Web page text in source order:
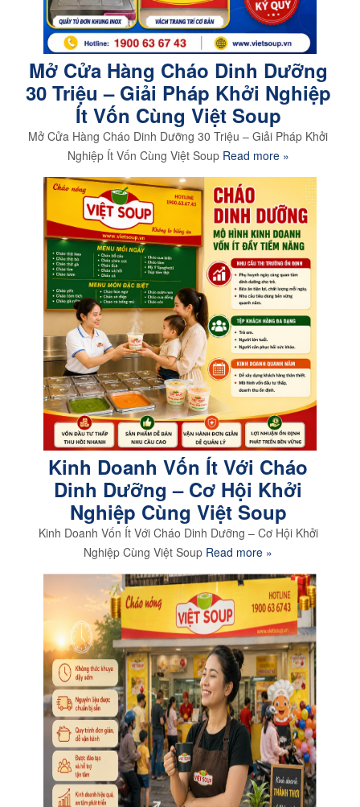
Mở Cửa Hàng Cháo Dinh Dưỡng
30 Triệu – Giải Pháp Khởi Nghiệp
Ít Vốn Cùng Việt Soup
Mở Cửa Hàng Cháo Dinh Dưỡng 30 Triệu – Giải Pháp Khởi
Nghiệp Ít Vốn Cùng Việt Soup Read more »
Kinh Doanh Vốn Ít Với Cháo
Dinh Dưỡng – Cơ Hội Khởi
Nghiệp Cùng Việt Soup
Kinh Doanh Vốn Ít Với Cháo Dinh Dưỡng – Cơ Hội Khởi
Nghiệp Cùng Việt Soup Read more »